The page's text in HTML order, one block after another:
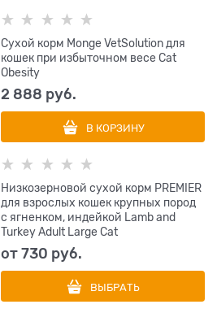
Сухой корм Monge VetSolution для
кошек при избыточном весе Cat
Obesity
2 888 руб.
В КОРЗИНУ
Низкозерновой сухой корм PREMIER
для взрослых кошек крупных пород
с ягненком, индейкой Lamb and
Turkey Adult Large Cat
от730 руб.
ВЫБРАТЬ